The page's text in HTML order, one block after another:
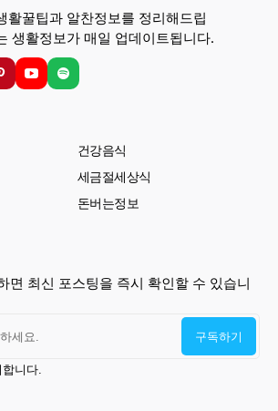
활꿀팁과 알찬정보를 정리해드립
생활정보가 매일 업데이트됩니다.
건강음식
세금절세상식
돈버는정보
면 최신 포스팅을 즉시 확인할 수 있습니
니다.